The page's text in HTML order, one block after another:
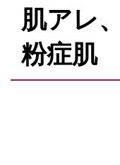
肌アレ
粉症肌